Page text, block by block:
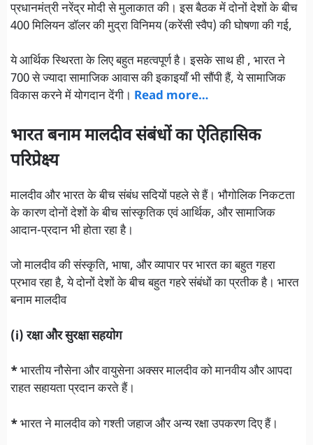
प्रधानमंत्री नरेंद्र मोदी से मुलाकात की। इस बैठक में दोनों देशों के बीच
400 मिलियन डॉलर की मुद्रा विनिमय (करेंसी स्वैप) की घोषणा की गई,
ये आर्थिक स्थिरता के लिए बहुत महत्वपूर्ण है। इसके साथ ही , भारत ने
700 से ज्यादा सामाजिक आवास की इकाइयाँ भी सौंपी हैं, ये सामाजिक
विकास करने में योगदान देंगी। Read more…
भारत बनाम मालदीव संबंधों का ऐतिहासिक
परिप्रेक्ष्य
मालदीव और भारत के बीच संबंध सदियों पहले से हैं। भौगोलिक निकटता
के कारण दोनों देशों के बीच सांस्कृतिक एवं आर्थिक, और सामाजिक
आदान-प्रदान भी होता रहा है।
जो मालदीव की संस्कृति, भाषा, और व्यापार पर भारत का बहुत गहरा
प्रभाव रहा है, ये दोनों देशों के बीच बहुत गहरे संबंधों का प्रतीक है। भारत
बनाम मालदीव
(i) रक्षा और सुरक्षा सहयोग
*भारतीय नौसेना और वायुसेना अक्सर मालदीव को मानवीय और आपदा
राहत सहायता प्रदान करते हैं।
*भारत ने मालदीव को गश्ती जहाज और अन्य रक्षा उपकरण दिए हैं।